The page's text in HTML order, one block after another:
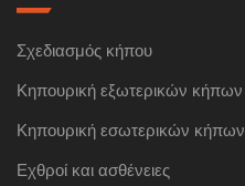
Σχεδιασμός κήπου
Κηπουρική εξωτερικών κήπων
Κηπουρική εσωτερικών κήπων
Εχθροί και ασθένειες